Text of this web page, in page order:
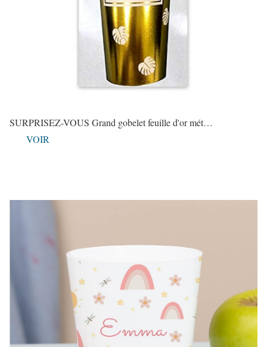
SURPRISEZ-VOUS Grand gobelet feuille d'or mét…
VOIR